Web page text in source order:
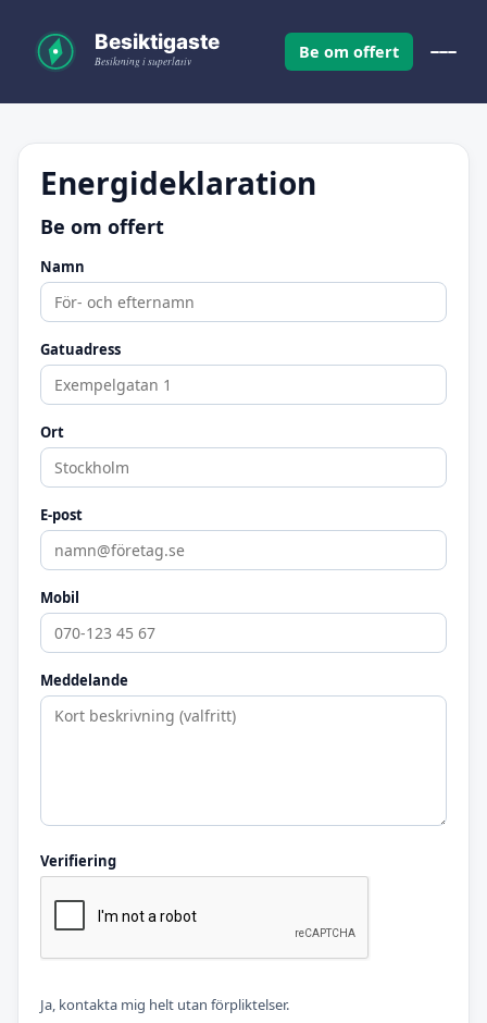
Be om offert
Energideklaration
Be om offert
Namn
Gatuadress
Ort
E-post
Mobil
Meddelande
Verifiering
Ja, kontakta mig helt utan förpliktelser.